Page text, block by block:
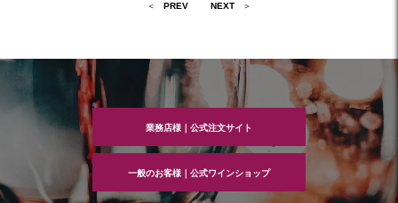
ゲ
PREV NEXT
業務店様｜公式注文サイト
一般のお客様｜公式ワインショップ